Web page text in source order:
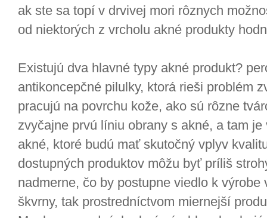
ak ste sa topí v drvivej mori rôznych
od niektorých z vrcholu akné produkty
Existujú dva hlavné typy akné produkt?
antikoncepčné pilulky, ktorá rieši problém
pracujú na povrchu kože, ako sú rôzne
zvyčajne prvú líniu obrany s akné, a tam
akné, ktoré budú mať skutočný vplyv
dostupných produktov môžu byť príliš
nadmerne, čo by postupne viedlo k
škvrny, tak prostredníctvom miernejší